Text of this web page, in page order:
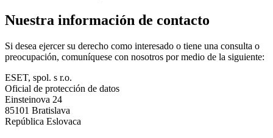
Nuestra información de contacto
Si desea ejercer su derecho como interesado o tiene una consulta o
preocupación, comuníquese con nosotros por medio de la siguiente:
ESET, spol. s r.o.
Oficial de protección de datos
Einsteinova 24
85101 Bratislava
República Eslovaca